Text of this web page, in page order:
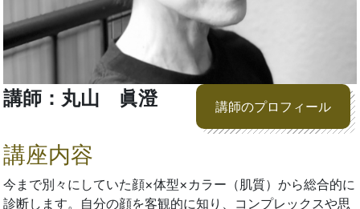
講師：丸山 眞澄 講師のプロフィール
講座内容
今まで別々にしていた顔×体型×カラー（肌質）から総合的に
診断します。自分の顔を客観的に知り、コンプレックスや思